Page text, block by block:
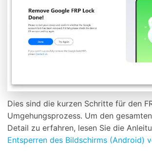
Dies sind die kurzen Schritte für den
Umgehungsprozess. Um den
Detail zu erfahren, lesen Sie die
Entsperren des Bildschirms (Android)